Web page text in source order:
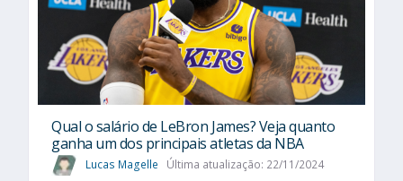
Qual o salário de LeBron James? Veja quanto
ganha um dos principais atletas da NBA
Lucas Magelle Última atualização: 22/11/2024